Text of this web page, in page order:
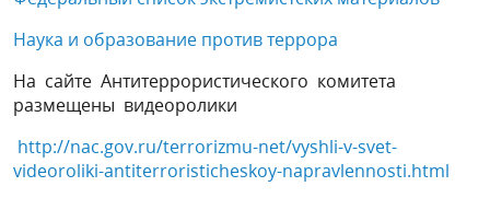
Наука и образование против террора
На сайте Антитеррористического комитета
размещены видеоролики
http://nac.gov.ru/terrorizmu-net/vyshli-v-svet-
videoroliki-antiterroristicheskoy-napravlennosti.html